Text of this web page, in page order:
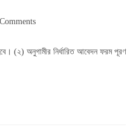
(২) অনুগামীর নির্ধারিত আবেদন ফরম পূরণ